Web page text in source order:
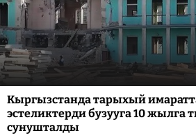
Кыргызстанда тарыхый
эстеликтерди бузууга 10 жылга
сунушталды